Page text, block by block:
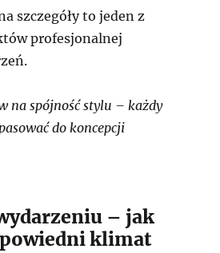
szczegóły to jeden z
profesjonalnej
na spójność stylu – każdy
do koncepcji
– jak
klimat